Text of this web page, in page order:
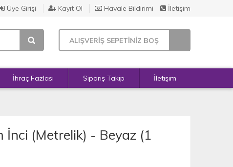
Üye Girişi Kayıt Ol Havale Bildirimi İletişim
ALIŞVERİŞ SEPETİNİZ BOŞ
İhraç Fazlası Sipariş Takip İletişim
İnci (Metrelik) - Beyaz (1